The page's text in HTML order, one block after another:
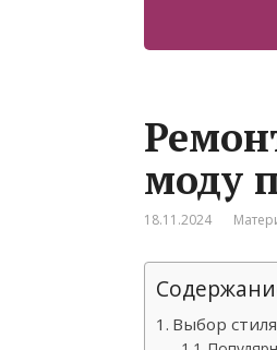
моду
18.11.2024
Выбор